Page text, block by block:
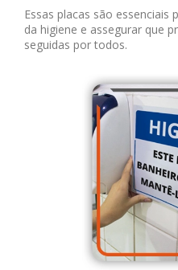
Essas placas são
da higiene e assegurar que
seguidas por todos.